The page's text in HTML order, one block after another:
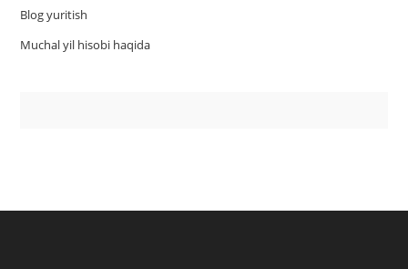
Blog yuritish
Muchal yil hisobi haqida